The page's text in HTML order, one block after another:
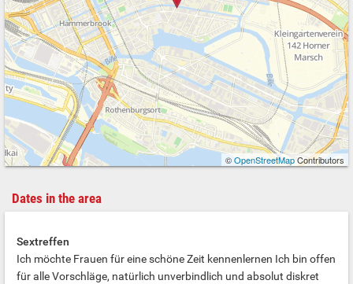
©OpenStreetMapContributors
Dates in the area
Sextreffen
Ich möchte Frauen für eine schöne Zeit kennenlernen Ich bin offen
für alle Vorschläge, natürlich unverbindlich und absolut diskret